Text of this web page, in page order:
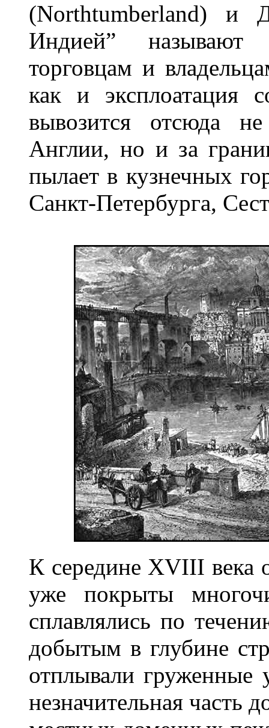
(Northtumberland) и
Индией”
торговцам и
как и эксплоатация
вывозится отсюда
Англии, но и за
пылает в кузнечных
Санкт-Петербурга,
К середине XVIII века
уже покрыты
сплавлялись по
добытым в глубине
отплывали груженные
незначительная часть